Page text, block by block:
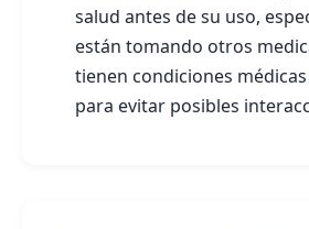
salud antes de su uso,
están tomando otros
tienen condiciones
para evitar posibles